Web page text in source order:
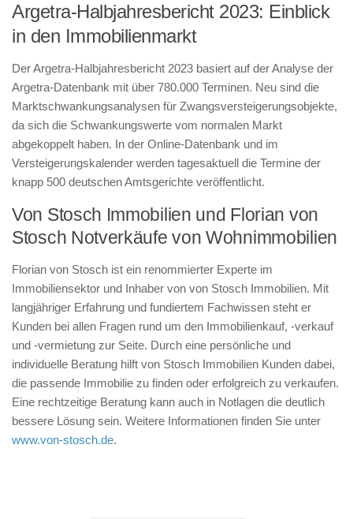
Argetra-Halbjahresbericht 2023: Einblick
in den Immobilienmarkt
Der Argetra-Halbjahresbericht 2023 basiert auf der Analyse der
Argetra-Datenbank mit über 780.000 Terminen. Neu sind die
Marktschwankungsanalysen für Zwangsversteigerungsobjekte,
da sich die Schwankungswerte vom normalen Markt
abgekoppelt haben. In der Online-Datenbank und im
Versteigerungskalender werden tagesaktuell die Termine der
knapp 500 deutschen Amtsgerichte veröffentlicht.
Von Stosch Immobilien und Florian von
Stosch Notverkäufe von Wohnimmobilien
Florian von Stosch ist ein renommierter Experte im
Immobiliensektor und Inhaber von von Stosch Immobilien. Mit
langjähriger Erfahrung und fundiertem Fachwissen steht er
Kunden bei allen Fragen rund um den Immobilienkauf, -verkauf
und -vermietung zur Seite. Durch eine persönliche und
individuelle Beratung hilft von Stosch Immobilien Kunden dabei,
die passende Immobilie zu finden oder erfolgreich zu verkaufen.
Eine rechtzeitige Beratung kann auch in Notlagen die deutlich
bessere Lösung sein. Weitere Informationen finden Sie unter
www.von-stosch.de.